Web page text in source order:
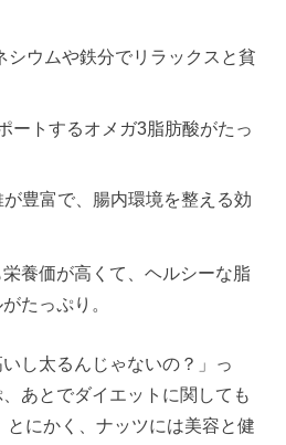
シウムや鉄分でリラックスと貧
ートするオメガ3脂肪酸がたっ
が豊富で、腸内環境を整える効
養価が高くて、ヘルシーな脂
たっぷり。
いし太るんじゃないの？」っ
あとでダイエットに関しても
にかく、ナッツには美容と健